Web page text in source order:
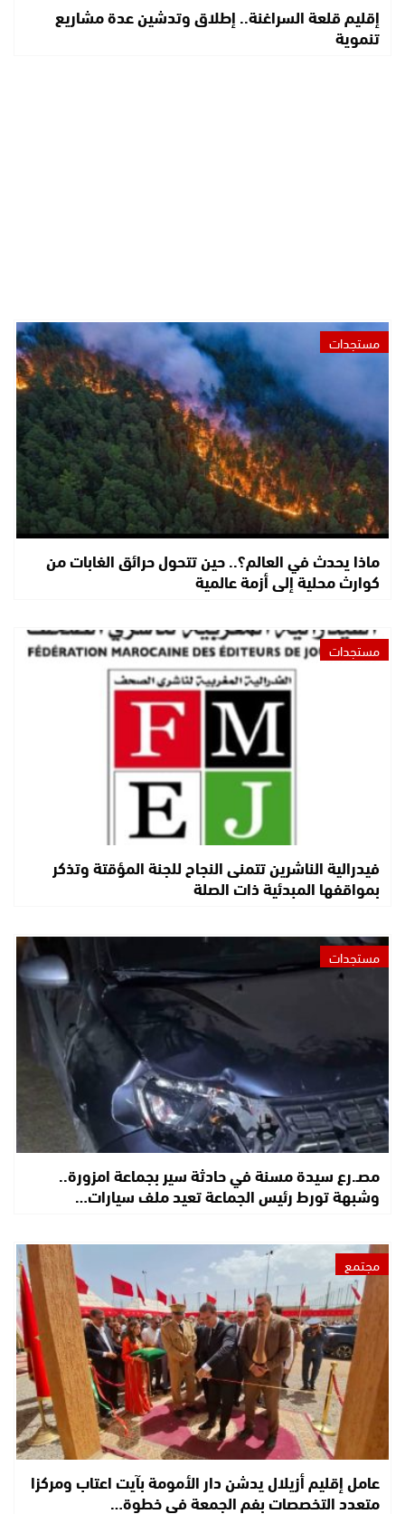
إقليم قلعة السراغنة.. إطلاق وتدشين عدة مشاريع
تنموية
مستجدات
ماذا يحدث في العالم؟.. حين تتحول حرائق الغابات من
كوارث محلية إلى أزمة عالمية
مستجدات
فيدرالية الناشرين تتمنى النجاح للجنة المؤقتة وتذكر
بمواقفها المبدئية ذات الصلة
مستجدات
مصـ.رع سيدة مسنة في حادثة سير بجماعة امزورة..
وشبهة تورط رئيس الجماعة تعيد ملف سيارات…
مجتمع
عامل إقليم أزيلال يدشن دار الأمومة بآيت اعتاب ومركزا
متعدد التخصصات بفم الجمعة في خطوة…